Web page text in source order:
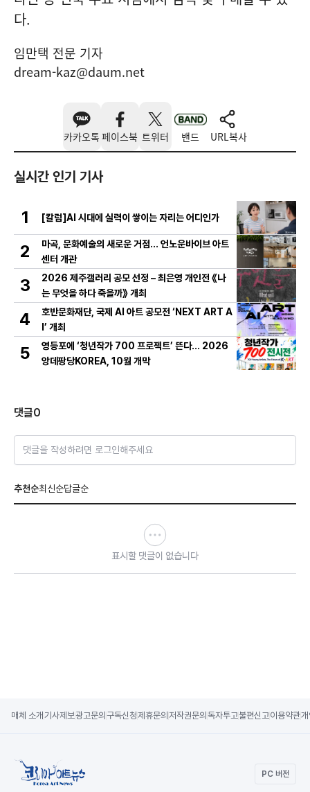
다.
임만택 전문 기자
dream-kaz@daum.net
카카오톡 페이스북 트위터 밴드 URL복사
실시간 인기 기사
1 [칼럼]AI 시대에 실력이 쌓이는 자리는 어디인가
2
마곡, 문화예술의 새로운 거점… 언노운바이브 아트
센터 개관
3
2026 제주갤러리 공모 선정 – 최은영 개인전 《나
는 무엇을 하다 죽을까》 개최
4
호반문화재단, 국제 AI 아트 공모전 ‘NEXT ART A
I’ 개최
5
영등포에 ‘청년작가 700 프로젝트’ 뜬다… 2026
앙데팡당KOREA, 10월 개막
댓글0
댓글을 작성하려면 로그인해주세요
추천순최신순답글순
표시할 댓글이 없습니다
매체 소개 기사제보광고문의 구독신청제휴문의 저작권문의 독자투고불편신고이용약관
PC 버전